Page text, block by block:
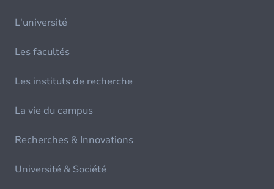
L'université
Les facultés
Les instituts de recherche
La vie du campus
Recherches & Innovations
Université & Société